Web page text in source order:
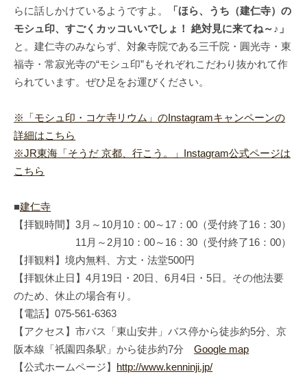
らに話しかけているようですよ。
「ほら、うち（建仁寺）の
モシュ印、すごくカッコいいでしょ！ 絶対見に来てね～♪」
と。建仁寺のみならず、対象寺院である三千院・圓光寺・東
福寺・常寂光寺の“モシュ印”もそれぞれこだわり抜かれて作
られています。ぜひ足をお運びください。
※「モシュ印・コケ寺リウム」のInstagramキャンペーンの
詳細はこちら
※JR東海「そうだ 京都、行こう。」Instagram公式ページは
こちら
■建仁寺
【拝観時間】3月～10月10：00～17：00（受付終了16：30）
11月～2月10：00～16：30（受付終了16：00）
【拝観料】境内無料、方丈・法堂500円
【拝観休止日】4月19日・20日、6月4日・5日。その他法要
のため、休止の場合有り。
【電話】075-561-6363
【アクセス】市バス「東山安井」バス停から徒歩約5分、京
阪本線「祇園四条駅」から徒歩約7分Google map
【公式ホームページ】 http://www.kenninji.jp/